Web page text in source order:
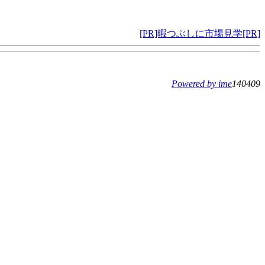
[PR]暇つぶしに市場見学[PR]
Powered by ime140409